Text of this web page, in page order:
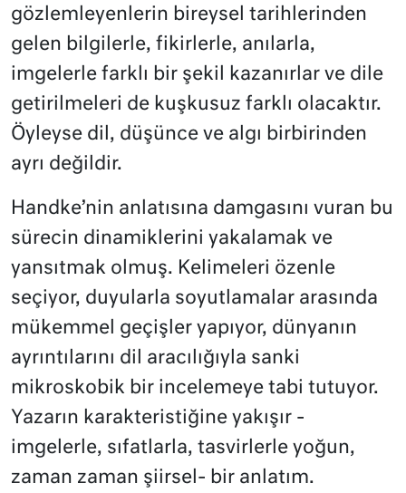
gözlemleyenlerin bireysel tarihlerinden
gelen bilgilerle, fikirlerle, anılarla,
imgelerle farklı bir şekil kazanırlar ve dile
getirilmeleri de kuşkusuz farklı olacaktır.
Öyleyse dil, düşünce ve algı birbirinden
ayrı değildir.
Handke’nin anlatısına damgasını vuran bu
sürecin dinamiklerini yakalamak ve
yansıtmak olmuş. Kelimeleri özenle
seçiyor, duyularla soyutlamalar arasında
mükemmel geçişler yapıyor, dünyanın
ayrıntılarını dil aracılığıyla sanki
mikroskobik bir incelemeye tabi tutuyor.
Yazarın karakteristiğine yakışır -
imgelerle, sıfatlarla, tasvirlerle yoğun,
zaman zaman şiirsel- bir anlatım.